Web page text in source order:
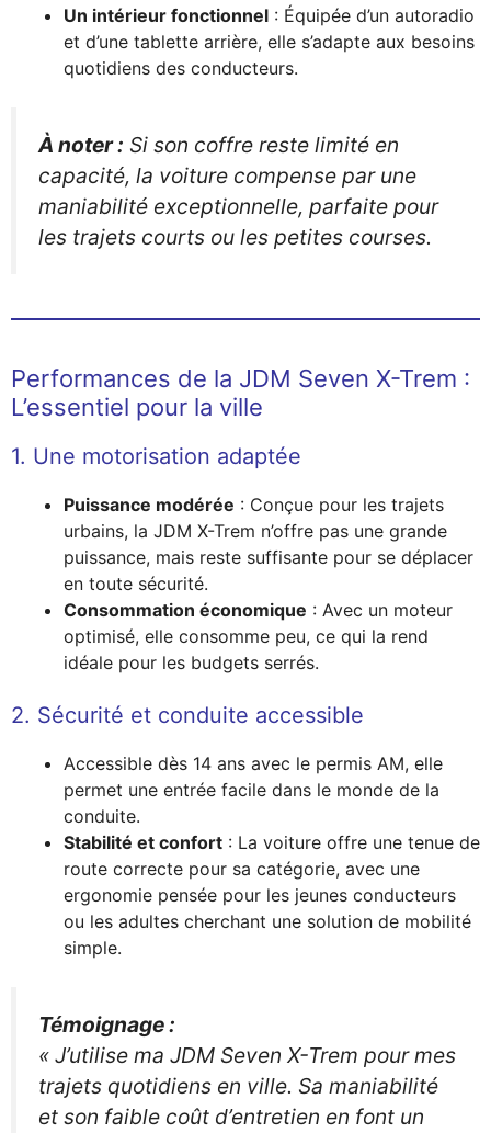
Un intérieur fonctionnel : Équipée d’un autoradio
et d’une tablette arrière, elle s’adapte aux besoins
quotidiens des conducteurs.
À noter : Si son coffre reste limité en
capacité, la voiture compense par une
maniabilité exceptionnelle, parfaite pour
les trajets courts ou les petites courses.
Performances de la JDM Seven X-Trem :
L’essentiel pour la ville
1. Une motorisation adaptée
Puissance modérée : Conçue pour les trajets
urbains, la JDM X-Trem n’offre pas une grande
puissance, mais reste suffisante pour se déplacer
en toute sécurité.
Consommation économique : Avec un moteur
optimisé, elle consomme peu, ce qui la rend
idéale pour les budgets serrés.
2. Sécurité et conduite accessible
Accessible dès 14 ans avec le permis AM, elle
permet une entrée facile dans le monde de la
conduite.
Stabilité et confort : La voiture offre une tenue de
route correcte pour sa catégorie, avec une
ergonomie pensée pour les jeunes conducteurs
ou les adultes cherchant une solution de mobilité
simple.
Témoignage :
« J’utilise ma JDM Seven X-Trem pour mes
trajets quotidiens en ville. Sa maniabilité
et son faible coût d’entretien en font un